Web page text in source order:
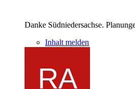
Danke Südniedersachse.
Inhalt melden